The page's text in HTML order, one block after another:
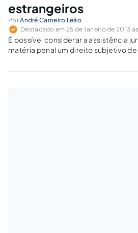
estrangeiros
PorAndré Carneiro Leão
Destacado em 25 de Janeiro de 2013 às
É possível considerar a assistência
matéria penal um direito subjetivo